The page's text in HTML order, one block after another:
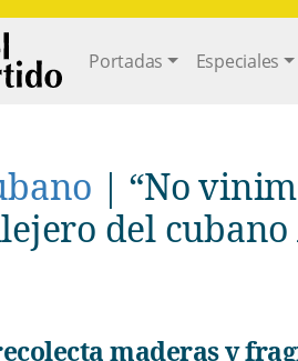
Main navigation
Portadas Especiales
| “No
del